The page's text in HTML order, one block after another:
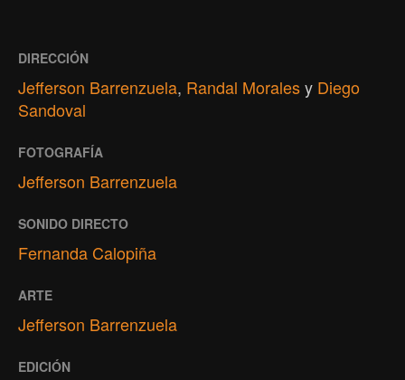
DIRECCIÓN
Jefferson Barrenzuela, Randal Moralesy Diego
Sandoval
FOTOGRAFÍA
Jefferson Barrenzuela
SONIDO DIRECTO
Fernanda Calopiña
ARTE
Jefferson Barrenzuela
EDICIÓN